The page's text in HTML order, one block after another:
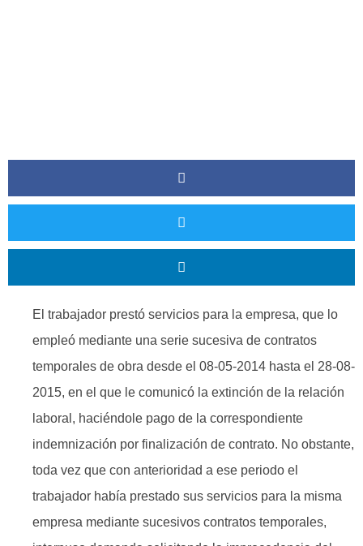
El trabajador prestó servicios para la empresa, que lo
empleó mediante una serie sucesiva de contratos
temporales de obra desde el 08-05-2014 hasta el 28-08-
2015, en el que le comunicó la extinción de la relación
laboral, haciéndole pago de la correspondiente
indemnización por finalización de contrato. No obstante,
toda vez que con anterioridad a ese periodo el
trabajador había prestado sus servicios para la misma
empresa mediante sucesivos contratos temporales,